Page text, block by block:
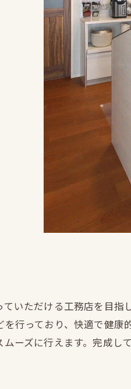
いただける工務店を目
行っており、快適で健
ーズに行えます。完成